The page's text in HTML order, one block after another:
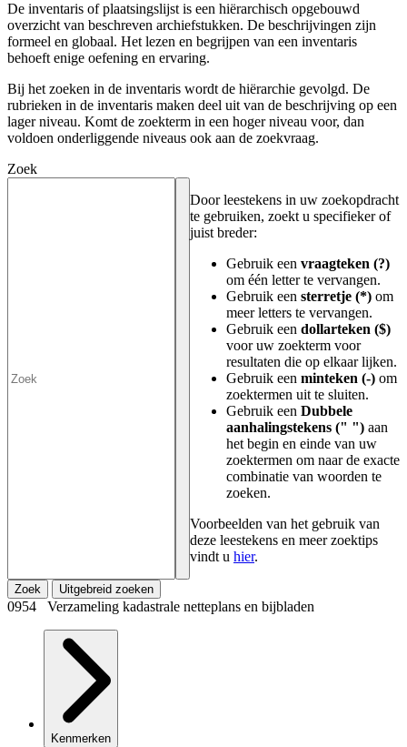
De inventaris of plaatsingslijst is een hiërarchisch opgebouwd
overzicht van beschreven archiefstukken. De beschrijvingen zijn
formeel en globaal. Het lezen en begrijpen van een inventaris
behoeft enige oefening en ervaring.
Bij het zoeken in de inventaris wordt de hiërarchie gevolgd. De
rubrieken in de inventaris maken deel uit van de beschrijving op een
lager niveau. Komt de zoekterm in een hoger niveau voor, dan
voldoen onderliggende niveaus ook aan de zoekvraag.
Zoek
Door leestekens in uw zoekopdracht
te gebruiken, zoekt u specifieker of
juist breder:
Gebruik een vraagteken (?)
om één letter te vervangen.
Gebruik een sterretje (*) om
meer letters te vervangen.
Gebruik een dollarteken ($)
voor uw zoekterm voor
resultaten die op elkaar lijken.
Gebruik een minteken (-) om
zoektermen uit te sluiten.
Gebruik een Dubbele
aanhalingstekens (" ") aan
het begin en einde van uw
zoektermen om naar de exacte
combinatie van woorden te
zoeken.
Voorbeelden van het gebruik van
deze leestekens en meer zoektips
vindt u hier.
Zoek Uitgebreid zoeken
0954 Verzameling kadastrale netteplans en bijbladen
Kenmerken